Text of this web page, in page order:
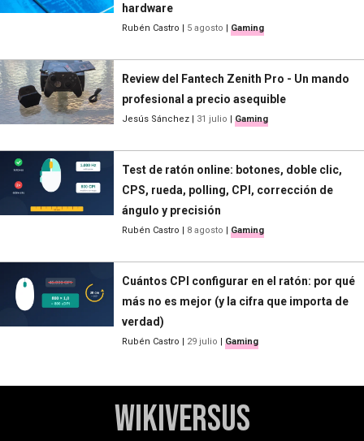
hardware
Rubén Castro | 5 agosto | Gaming
Review del Fantech Zenith Pro - Un mando
profesional a precio asequible
Jesús Sánchez | 31 julio | Gaming
Test de ratón online: botones, doble clic,
CPS, rueda, polling, CPI, corrección de
ángulo y precisión
Rubén Castro | 8 agosto | Gaming
Cuántos CPI configurar en el ratón: por qué
más no es mejor (y la cifra que importa de
verdad)
Rubén Castro | 29 julio | Gaming
WikiVersus